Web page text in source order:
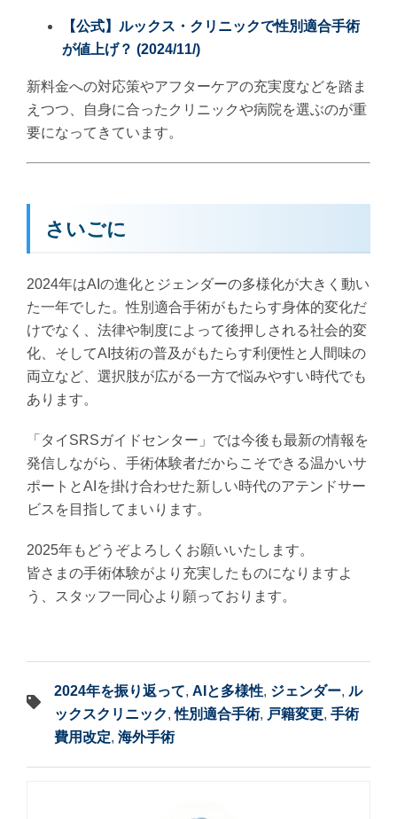
【公式】ルックス・クリニックで性別適合手術
が値上げ？ (2024/11/)
新料金への対応策やアフターケアの充実度などを踏ま
えつつ、自身に合ったクリニックや病院を選ぶのが重
要になってきています。
さいごに
2024年はAIの進化とジェンダーの多様化が大きく動い
た一年でした。性別適合手術がもたらす身体的変化だ
けでなく、法律や制度によって後押しされる社会的変
化、そしてAI技術の普及がもたらす利便性と人間味の
両立など、選択肢が広がる一方で悩みやすい時代でも
あります。
「タイSRSガイドセンター」では今後も最新の情報を
発信しながら、手術体験者だからこそできる温かいサ
ポートとAIを掛け合わせた新しい時代のアテンドサー
ビスを目指してまいります。
2025年もどうぞよろしくお願いいたします。
皆さまの手術体験がより充実したものになりますよ
う、スタッフ一同心より願っております。
2024年を振り返って, AIと多様性, ジェンダー, ル
ックスクリニック,性別適合手術, 戸籍変更, 手術
費用改定, 海外手術